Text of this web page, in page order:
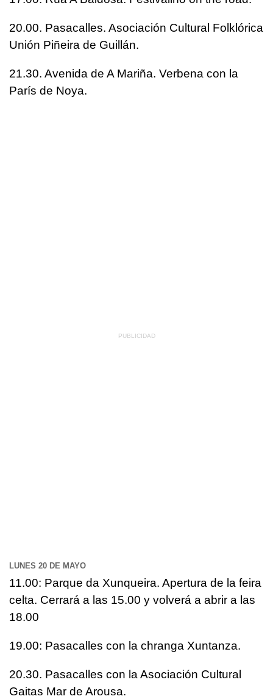
20.00. Pasacalles. Asociación Cultural Folklórica
Unión Piñeira de Guillán.
21.30. Avenida de A Mariña. Verbena con la
París de Noya.
LUNES 20 DE MAYO
11.00: Parque da Xunqueira. Apertura de la feira
celta. Cerrará a las 15.00 y volverá a abrir a las
18.00
19.00: Pasacalles con la chranga Xuntanza.
20.30. Pasacalles con la Asociación Cultural
Gaitas Mar de Arousa.